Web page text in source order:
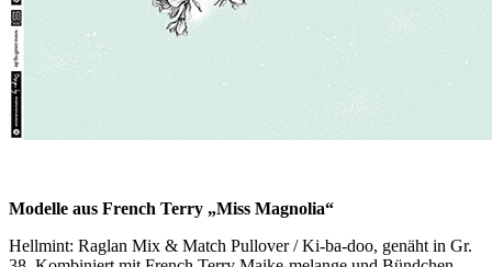
Modelle aus French Terry „Miss Magnolia“
Hellmint: Raglan Mix & Match Pullover / Ki-ba-doo, genäht in Gr.